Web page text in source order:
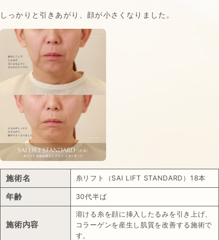
しっかりと引きあがり、顔が小さくなりました。
施術名 糸リフト（SAI LIFT STANDARD）18本
年齢 30代半ば
施術内容
溶ける糸を顔に挿入したるみを引き上げ、
コラーゲンを産生し肌質を改善する施術で
す。